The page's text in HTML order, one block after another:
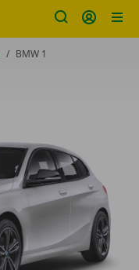
naar
BMW 1